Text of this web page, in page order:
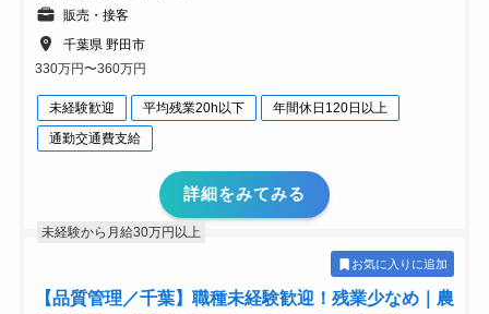
販売・接客
千葉県 野田市
330万円〜360万円
未経験歓迎 平均残業20h以下
年間休日120日以上
通勤交通費支給
詳細をみてみる
未経験から月給30万円以上
お気に入りに追加
【品質管理／千葉】職種未経験歓迎！残業少なめ｜農